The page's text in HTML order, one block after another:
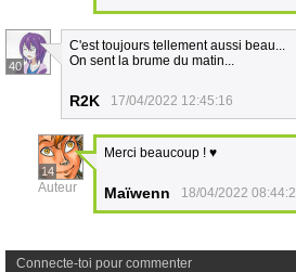
40
C'est toujours tellement aussi beau...
On sent la brume du matin...
R2K 17/04/2022 12:45:16
14
Auteur
Merci beaucoup ! ♥
Maïwenn 18/04/2022
Connecte-toi pour commenter